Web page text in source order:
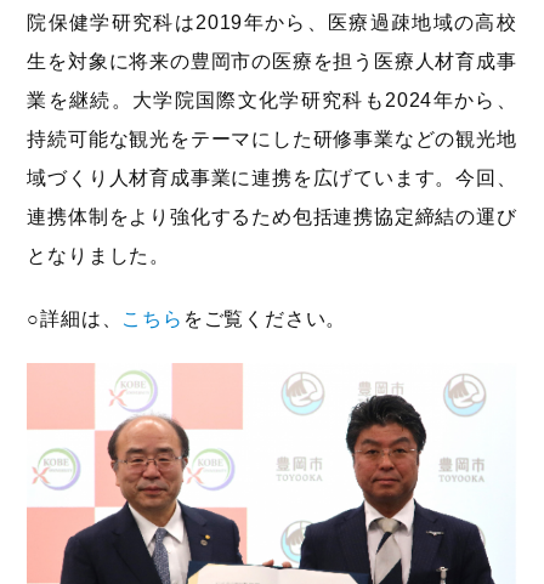
院保健学研究科は2019年から、医療過疎地域の高校
生を対象に将来の豊岡市の医療を担う医療人材育成事
業を継続。大学院国際文化学研究科も2024年から、
持続可能な観光をテーマにした研修事業などの観光地
域づくり人材育成事業に連携を広げています。今回、
連携体制をより強化するため包括連携協定締結の運び
となりました。
○詳細は、 こちら をご覧ください。